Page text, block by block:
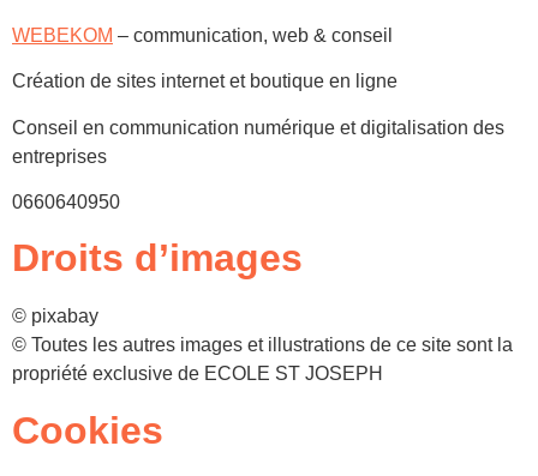
WEBEKOM – communication, web & conseil
Création de sites internet et boutique en ligne
Conseil en communication numérique et digitalisation des
entreprises
0660640950
Droits d’images
© pixabay
© Toutes les autres images et illustrations de ce site sont la
propriété exclusive de ECOLE ST JOSEPH
Cookies